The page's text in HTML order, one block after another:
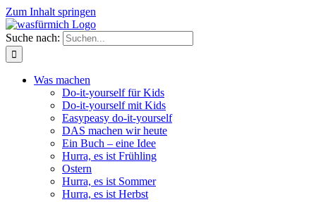
Zum Inhalt springen
Suche nach:
Was machen
Do-it-yourself für Kids
Do-it-yourself mit Kids
Easypeasy do-it-yourself
DAS machen wir heute
Ein Buch – eine Idee
Hurra, es ist Frühling
Ostern
Hurra, es ist Sommer
Hurra, es ist Herbst